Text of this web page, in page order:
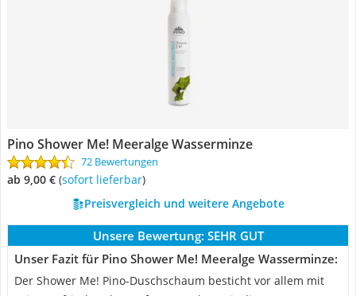
Pino Shower Me! Meeralge Wasserminze
72 Bewertungen
ab 9,00 € ( Sofort lieferbar)
Preisvergleich und weitere Angebote
Unsere Bewertung: SEHR GUT
Unser Fazit für Pino Shower Me! Meeralge Wasserminze:
Der Shower Me! Pino-Duschschaum besticht vor allem mit